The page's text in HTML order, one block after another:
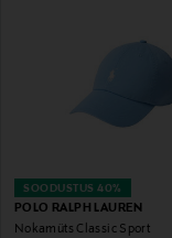
SOODUSTUS 40%
POLO RALPH LAUREN
Nokamüts Classic Sport